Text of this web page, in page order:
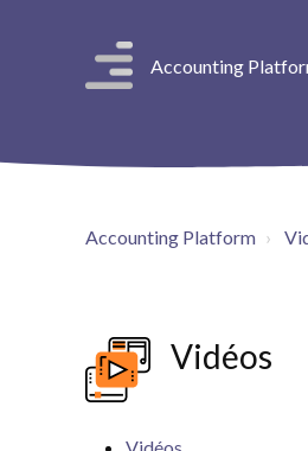
Accounting
Accounting Platform
Vidéos